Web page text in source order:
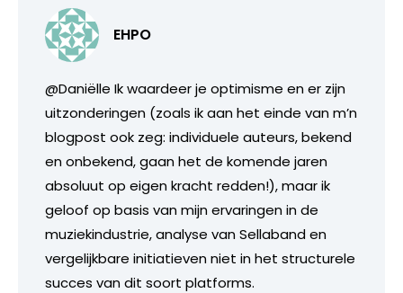
EHPO
@Daniëlle Ik waardeer je optimisme en er zijn
uitzonderingen (zoals ik aan het einde van m’n
blogpost ook zeg: individuele auteurs, bekend
en onbekend, gaan het de komende jaren
absoluut op eigen kracht redden!), maar ik
geloof op basis van mijn ervaringen in de
muziekindustrie, analyse van Sellaband en
vergelijkbare initiatieven niet in het structurele
succes van dit soort platforms.